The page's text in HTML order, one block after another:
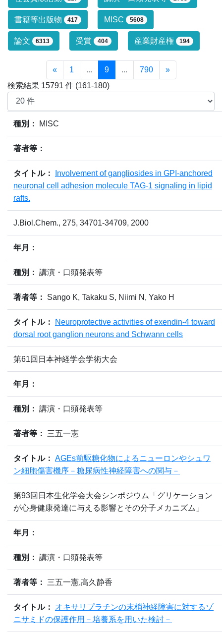
書籍等出版物 417 MISC 5608
論文 6313 受賞 404 産業財産権 194
« 1 ... 9 ... 790
»
検索結果 15791 件 (161-180)
種別：
MISC
著者等：
タイトル：
Involvement of gangliosides in GPI-anchored
neuronal cell adhesion molecule TAG-1 signaling in lipid
rafts.
J.Biol.Chem., 275, 34701-34709, 2000
年月：
種別： 講演・口頭発表等
著者等： Sango K, Takaku S, Niimi N, Yako H
タイトル：
Neuroprotective activities of exendin-4 toward
dorsal root ganglion neurons and Schwann cells
第61回日本神経学会学術大会
年月：
種別： 講演・口頭発表等
著者等： 三五一憲
タイトル： AGEs前駆糖化物によるニューロンやシュワ
ン細胞傷害機序－糖尿病性神経障害への関与－
第93回日本生化学会大会シンポジウム「グリケーション
が心身健康発達に与える影響とその分子メカニズム」
年月：
種別： 講演・口頭発表等
著者等： 三五一憲,高久静香
タイトル：
オキサリプラチンの末梢神経障害に対するゾ
ニサミドの保護作用－培養系を用いた検討－